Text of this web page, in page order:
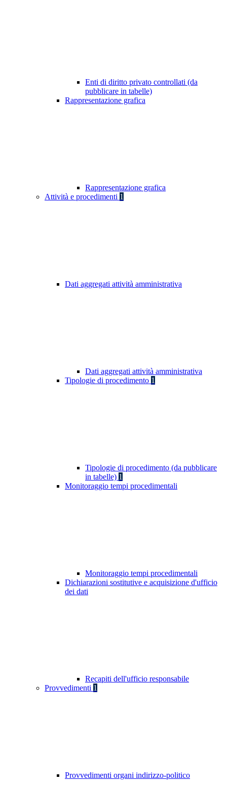
Enti di diritto privato controllati (da
pubblicare in tabelle)
Rappresentazione grafica
Rappresentazione grafica
Attività e procedimenti 1
Dati aggregati attività amministrativa
Dati aggregati attività amministrativa
Tipologie di procedimento 1
Tipologie di procedimento (da pubblicare
in tabelle) 1
Monitoraggio tempi procedimentali
Monitoraggio tempi procedimentali
Dichiarazioni sostitutive e acquisizione d'ufficio
dei dati
Recapiti dell'ufficio responsabile
Provvedimenti 1
Provvedimenti organi indirizzo-politico